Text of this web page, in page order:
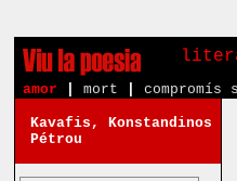
amor mort compromís
Kavafis, Konstandinos
Pétrou